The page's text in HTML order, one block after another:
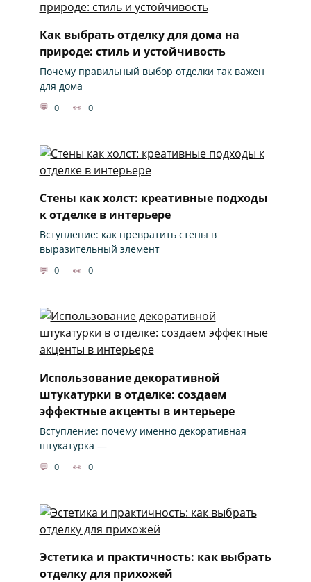
Как выбрать отделку для дома на
природе: стиль и устойчивость
Почему правильный выбор отделки так важен
для дома
0 0
Стены как холст: креативные подходы
к отделке в интерьере
Вступление: как превратить стены в
выразительный элемент
0 0
Использование декоративной
штукатурки в отделке: создаем
эффектные акценты в интерьере
Вступление: почему именно декоративная
штукатурка —
0 0
Эстетика и практичность: как выбрать
отделку для прихожей